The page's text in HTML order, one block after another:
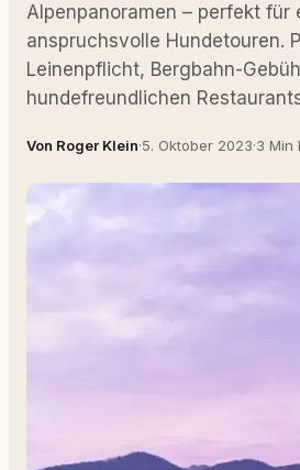
Alpenpanoramen – perfekt für
anspruchsvolle Hundetouren.
Leinenpflicht, Bergbahn-
hundefreundlichen
Von Roger Klein·5. Oktober 2023·3 Min